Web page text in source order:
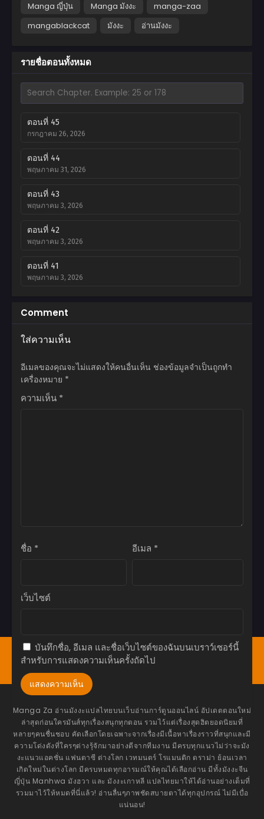
Manga ญี่ปุ่น Manga มังงะ
manga-zaa
mangablackcat
มังงะ อ่านมังงะ
รายชื่อตอนทั้งหมด
ตอนที่ 45
กรกฎาคม 26, 2026
ตอนที่ 44
พฤษภาคม 31, 2026
ตอนที่ 43
พฤษภาคม 3, 2026
ตอนที่ 42
พฤษภาคม 3, 2026
ตอนที่ 41
พฤษภาคม 3, 2026
พฤษภาคม 3, 2026
ตอนที่ 39
ตอนที่ 38
ตอนที่ 33
พฤษภาคม 3, 2026
ตอนที่ 30.2
พฤษภาคม 3, 2026
ตอนที่ 30
พฤษภาคม 3, 2026
ตอนที่ 29
พฤษภาคม 3, 2026
ตอนที่ 28
พฤษภาคม 3, 2026
Comment
ใส่ความเห็น
อีเมลของคุณจะไม่แสดงให้คนอื่นเห็น ช่องข้อมูลจำเป็นถูกทำ
เครื่องหมาย *
ความเห็น *
ชื่อ * อีเมล *
เว็บไซต์
บันทึกชื่อ, อีเมล และชื่อเว็บไซต์ของฉันบนเบราว์เซอร์นี้
สำหรับการแสดงความเห็นครั้งถัดไป
หน้าแรก Bookmark มังงะ(ญี่ปุ่น)
มังฮวา(เกาหลี)
มังฮัว(จีน)
Manga Za อ่านมังงะแปลไทยบนเว็บอ่านการ์ตูนออนไลน์ อัปเดตตอนใหม่
ล่าสุดก่อนใครมันส์ทุกเรื่องสนุกทุกตอน รวมไว้แต่เรื่องสุดฮิตยอดนิยมที่
หลายๆคนชื่นชอบ คัดเลือกโดยเฉพาะจากเรื่องมีเนื้อหาเรื่องราวที่สนุกและมี
ความโด่งดังที่ใครๆต่างรุ้จักมาอย่างดีจากทีมงาน มีครบทุกแนวไม่ว่าจะมัง
งะแนวแอคชั่น แฟนตาซี ต่างโลก เวทมนตร์ โรแมนติก ดราม่า ย้อนเวลา
เกิดใหม่ในต่างโลก มีครบหมดทุกอารมณ์ให้คุณได้เลือกอ่าน มีทั้งมังงะจีน
ญี่ปุ่น Manhwa มังฮวา และ มังงะเกาหลี แปลไทยมาให้ได้อ่านอย่างเต็มที่
รวมมาไว้ให้หมดที่นี่แล้ว! อ่านลื่นๆภาพชัดสบายตาได้ทุกอุปกรณ์ ไม่มีเบื่อ
แน่นอน!